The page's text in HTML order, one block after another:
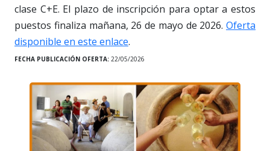
clase C+E. El plazo de inscripción para optar a estos
puestos finaliza mañana, 26 de mayo de 2026. Oferta
disponible en este enlace.
FECHA PUBLICACIÓN OFERTA: 22/05/2026